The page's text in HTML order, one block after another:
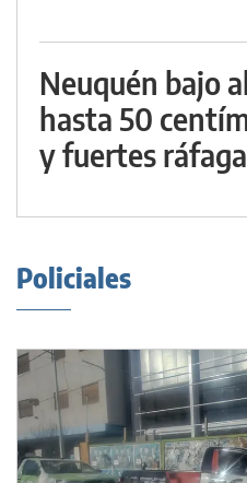
Neuquén bajo
hasta 50
y fuertes
Policiales